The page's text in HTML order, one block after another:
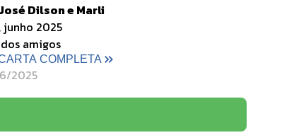
Dilson e Marli
junho 2025
amigos
COMPLETA
2025